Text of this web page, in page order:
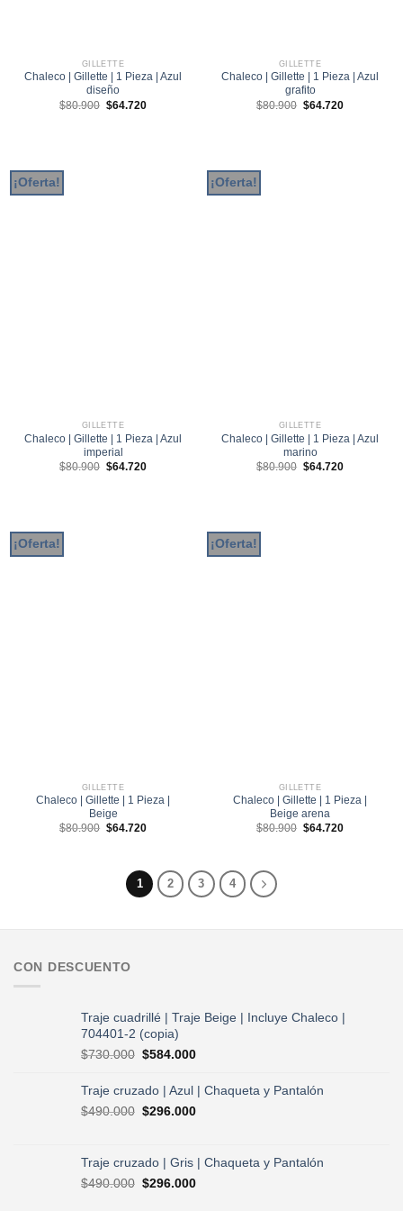
GILLETTE
Chaleco | Gillette | 1 Pieza | Azul
diseño
$80.900 El
precio
$64.720El
GILLETTE
Chaleco | Gillette | 1 Pieza | Azul
grafito
$80.900 El
precio
$64.720El
¡Oferta!
GILLETTE
Chaleco | Gillette | 1 Pieza | Azul
imperial
$80.900 El
precio
$64.720El
¡Oferta!
GILLETTE
Chaleco | Gillette | 1 Pieza | Azul
marino
$80.900 El
precio
$64.720El
¡Oferta!
GILLETTE
Chaleco | Gillette | 1 Pieza |
Beige
$80.900 El
$64.720El
¡Oferta!
GILLETTE
Chaleco | Gillette | 1 Pieza |
Beige arena
$80.900 El
$64.720El
1 2 3 4
CON DESCUENTO
Traje cuadrillé | Traje Beige | Incluye Chaleco |
704401-2 (copia)
$730.000 El
original
era:
$730.000.
$584.000El
actual
es:
Traje cruzado | Azul | Chaqueta y Pantalón
$490.000 El
era:
$490.000.
$296.000El
es:
Traje cruzado | Gris | Chaqueta y Pantalón
$490.000 El
$296.000El